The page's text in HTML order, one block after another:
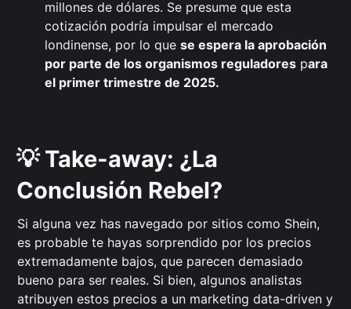
millones de dólares. Se presume que esta
cotización podría impulsar el mercado
londinense, por lo quese espera la aprobación
por parte de los organismos reguladores para
el primer trimestre de 2025.
💡 Take-away: ¿La
Conclusión Rebel?
Si alguna vez has navegado por sitios como Shein,
es probable te hayas sorprendido por los precios
extremadamente bajos, que parecen demasiado
bueno para ser reales. Si bien, algunos analistas
atribuyen estos precios a un marketing data-driven y